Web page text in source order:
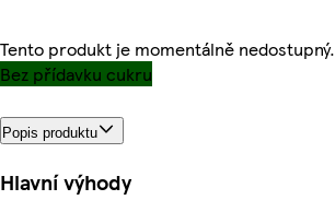
Tento produkt je momentálně nedostupný.
Bez přídavku cukru
Popis produktu
Hlavní výhody